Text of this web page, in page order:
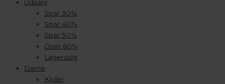
Udsalg
Spar 30%
Spar 40%
Spar 50%
Over 60%
Lagersalg
Dame
Kjoler